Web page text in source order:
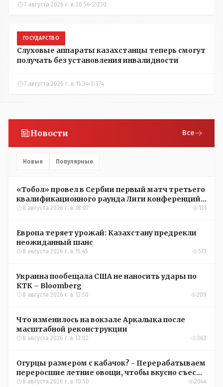
7 августа 2026 г. в 20:56 230
ГОСУДАРСТВО
Слуховые аппараты казахстанцы теперь смогут
получать без установления инвалидности
7 августа 2026 г. в 15:34 374
Новости Все
Новые Популярные
«Тобол» провел в Сербии первый матч третьего
квалификационного раунда Лиги конференций
УЕФА
8 августа 2026 г. в 18:07 131
Европа теряет урожай: Казахстану предрекли
неожиданный шанс
8 августа 2026 г. в 15:45 573
Украина пообещала США не наносить удары по
КТК – Bloomberg
8 августа 2026 г. в 13:50 209
Что изменилось на вокзале Аркалыка после
масштабной реконструкции
8 августа 2026 г. в 13:02 363
Огурцы размером с кабачок? - Перерабатываем
переросшие летние овощи, чтобы вкусно съесть
зимой
8 августа 2026 г. в 10:50 2044